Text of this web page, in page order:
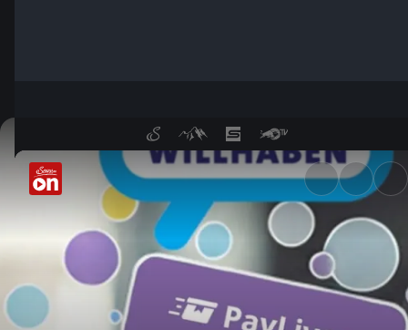
Achtung, Abzocke! -